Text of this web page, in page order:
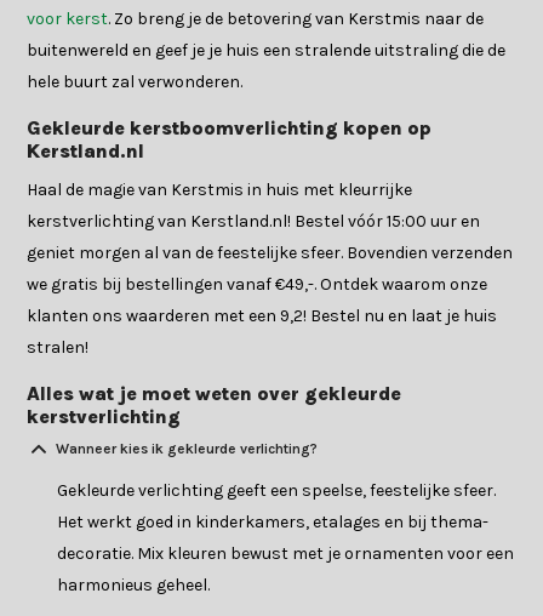
voor kerst. Zo breng je de betovering van Kerstmis naar de
buitenwereld en geef je je huis een stralende uitstraling die de
hele buurt zal verwonderen.
Gekleurde kerstboomverlichting kopen op
Kerstland.nl
Haal de magie van Kerstmis in huis met kleurrijke
kerstverlichting van Kerstland.nl! Bestel vóór 15:00 uur en
geniet morgen al van de feestelijke sfeer. Bovendien verzenden
we gratis bij bestellingen vanaf €49,-. Ontdek waarom onze
klanten ons waarderen met een 9,2! Bestel nu en laat je huis
stralen!
Alles wat je moet weten over gekleurde
kerstverlichting
Wanneer kies ik gekleurde verlichting?
Gekleurde verlichting geeft een speelse, feestelijke sfeer.
Het werkt goed in kinderkamers, etalages en bij thema-
decoratie. Mix kleuren bewust met je ornamenten voor een
harmonieus geheel.